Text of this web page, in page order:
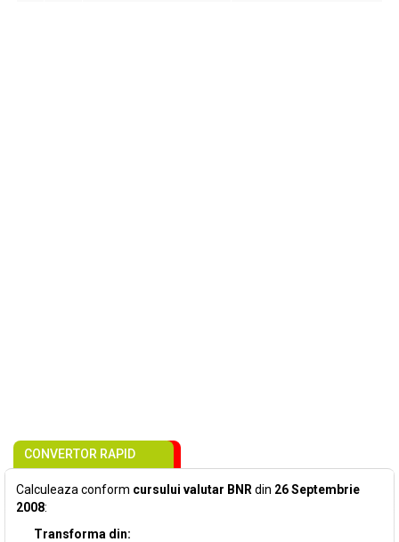
CONVERTOR RAPID
Calculeaza conform cursului valutar BNR din 26 Septembrie
2008:
Transforma din: